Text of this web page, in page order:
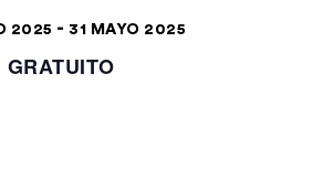
2025 -31 MAYO 2025
GRATUITO